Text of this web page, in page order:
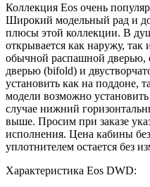
Коллекция Eos очень
Широкий модельный рад и
плюсы этой коллекции. В
открывается как наружу,
обычной распашной дверью,
дверью (bifold) и
установить как на поддоне,
модели возможно
случае нижний
выше. Просим при заказе
исполнения. Цена кабины
уплотнителем остается без
Характеристика Eos DWD: